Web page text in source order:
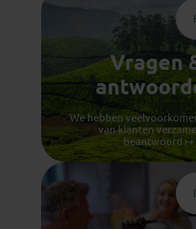
Vragen
We hebben
van klanten
beantwoord ↦